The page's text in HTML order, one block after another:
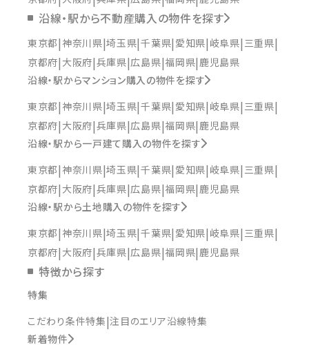
沿線・駅から不動産購入の物件を探す
東京都 神奈川県 埼玉県 千葉県 愛知県 岐阜県 三重県
京都府 大阪府 兵庫県 広島県 福岡県 鹿児島県
沿線・駅からマンション購入の物件を探す
東京都 神奈川県 埼玉県 千葉県 愛知県 岐阜県 三重県
京都府 大阪府 兵庫県 広島県 福岡県 鹿児島県
沿線・駅から一戸建て購入の物件を探す
東京都 神奈川県 埼玉県 千葉県 愛知県 岐阜県 三重県
京都府 大阪府 兵庫県 広島県 福岡県 鹿児島県
沿線・駅から土地購入の物件を探す
東京都 神奈川県 埼玉県 千葉県 愛知県 岐阜県 三重県
京都府 大阪府 兵庫県 広島県 福岡県 鹿児島県
特徴から探す
特集
こだわり条件特集 注目のエリア沿線特集
新着物件